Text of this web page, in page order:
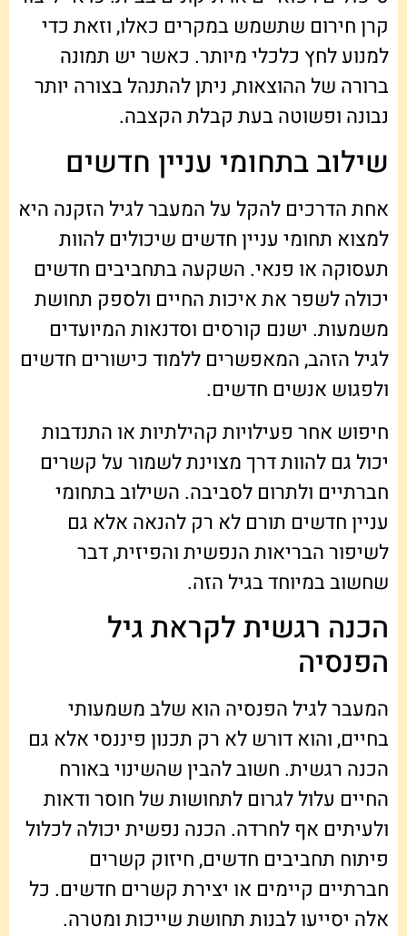
קרן חירום שתשמש במקרים כאלו, וזאת כדי
למנוע לחץ כלכלי מיותר. כאשר יש תמונה
ברורה של ההוצאות, ניתן להתנהל בצורה יותר
נבונה ופשוטה בעת קבלת הקצבה.
שילוב בתחומי עניין חדשים
אחת הדרכים להקל על המעבר לגיל הזקנה היא
למצוא תחומי עניין חדשים שיכולים להוות
תעסוקה או פנאי. השקעה בתחביבים חדשים
יכולה לשפר את איכות החיים ולספק תחושת
משמעות. ישנם קורסים וסדנאות המיועדים
לגיל הזהב, המאפשרים ללמוד כישורים חדשים
ולפגוש אנשים חדשים.
חיפוש אחר פעילויות קהילתיות או התנדבות
יכול גם להוות דרך מצוינת לשמור על קשרים
חברתיים ולתרום לסביבה. השילוב בתחומי
עניין חדשים תורם לא רק להנאה אלא גם
לשיפור הבריאות הנפשית והפיזית, דבר
שחשוב במיוחד בגיל הזה.
הכנה רגשית לקראת גיל
הפנסיה
המעבר לגיל הפנסיה הוא שלב משמעותי
בחיים, והוא דורש לא רק תכנון פיננסי אלא גם
הכנה רגשית. חשוב להבין שהשינוי באורח
החיים עלול לגרום לתחושות של חוסר ודאות
ולעיתים אף לחרדה. הכנה נפשית יכולה לכלול
פיתוח תחביבים חדשים, חיזוק קשרים
חברתיים קיימים או יצירת קשרים חדשים. כל
אלה יסייעו לבנות תחושת שייכות ומטרה.